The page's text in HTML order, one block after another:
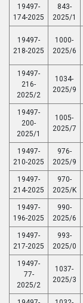
19497-
174-2025
843-
2025/1
19497-
218-2025
1000-
2025/6
19497-
216-
2025/2
1034-
2025/9
19497-
200-
2025/1
1005-
2025/7
19497-
210-2025
976-
2025/9
19497-
214-2025
970-
2025/K
19497-
196-2025
990-
2025/6
19497-
217-2025
993-
2025/0
19497-
77-
2025/2
1037-
2025/3